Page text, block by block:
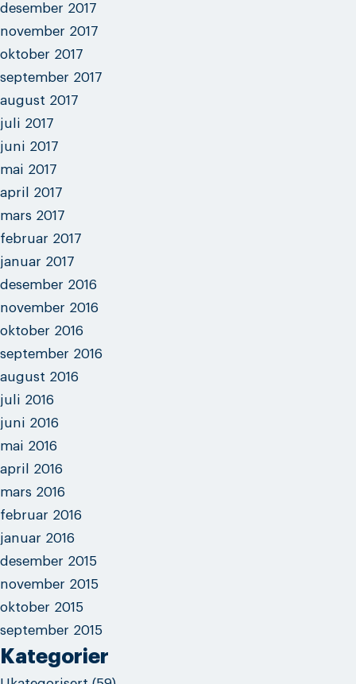
desember 2017
november 2017
oktober 2017
september 2017
august 2017
juli 2017
juni 2017
mai 2017
april 2017
mars 2017
februar 2017
januar 2017
desember 2016
november 2016
oktober 2016
september 2016
august 2016
juli 2016
juni 2016
mai 2016
april 2016
mars 2016
februar 2016
januar 2016
desember 2015
november 2015
oktober 2015
september 2015
Kategorier